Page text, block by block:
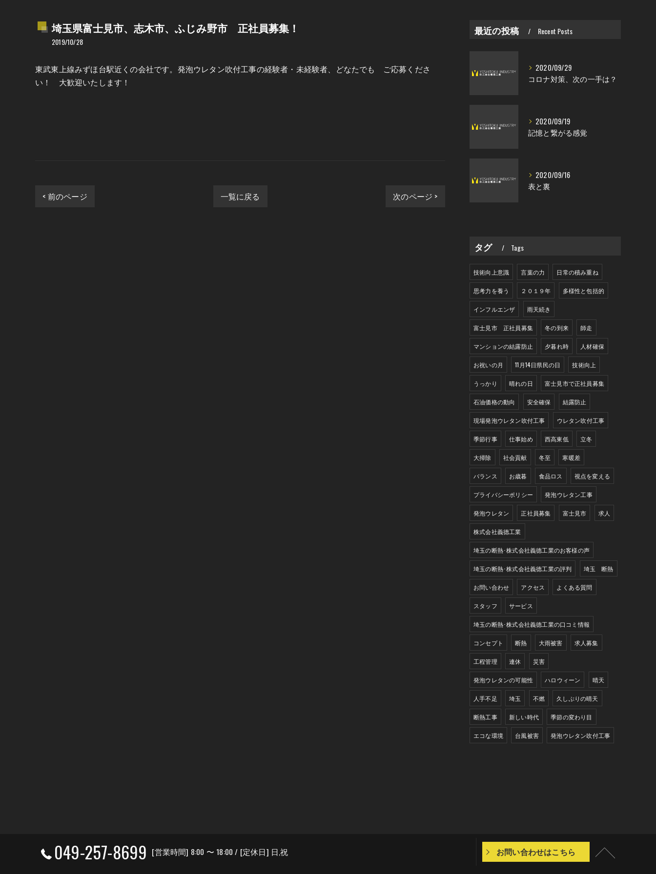
埼玉県富士見市、志木市、ふじみ野市 正社員募集！
2019/10/28
東武東上線みずほ台駅近くの会社です。発泡ウレタン吹付工事の経験者・未経験者、どなたでも ご応募くださ
い！ 大歓迎いたします！
< 前のページ 一覧に戻る 次のページ >
最近の投稿 Recent Posts
2020/09/29
コロナ対策、次の一手は？
2020/09/19
記憶と繋がる感覚
2020/09/16
表と裏
タグ Tags
技術向上意識 言葉の力 日常の積み重ね
思考力を養う ２０１９年 多様性と包括的
インフルエンザ 雨天続き
富士見市 正社員募集 冬の到来 師走
マンションの結露防止 夕暮れ時 人材確保
お祝いの月 11月14日県民の日 技術向上
うっかり 晴れの日 富士見市で正社員募集
石油価格の動向 安全確保 結露防止
現場発泡ウレタン吹付工事 ウレタン吹付工事
季節行事 仕事始め 西高東低 立冬
大掃除 社会貢献 冬至 寒暖差
バランス お歳暮 食品ロス 視点を変える
プライバシーポリシー 発泡ウレタン工事
発泡ウレタン 正社員募集 富士見市 求人
株式会社義德工業
埼玉の断熱･株式会社義德工業のお客様の声
埼玉の断熱･株式会社義德工業の評判 埼玉 断熱
お問い合わせ アクセス よくある質問
スタッフ サービス
埼玉の断熱･株式会社義德工業の口コミ情報
コンセプト 断熱 大雨被害 求人募集
工程管理 連休 災害
発泡ウレタンの可能性 ハロウィーン 晴天
人手不足 埼玉 不燃 久しぶりの晴天
断熱工事 新しい時代 季節の変わり目
エコな環境 台風被害 発泡ウレタン吹付工事
049-257-8699 [営業時間] 8:00 〜 18:00 / [定休日] 日,祝 お問い合わせはこちら